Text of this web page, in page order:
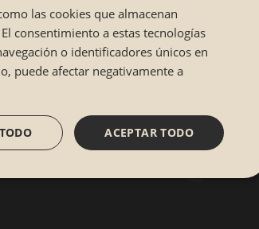
CATALÁN
las cookies que almacenan
consentimiento a estas tecnologías
o identificadores únicos en
puede afectar negativamente a
ACEPTAR TODO